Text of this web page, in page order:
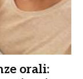
orali: